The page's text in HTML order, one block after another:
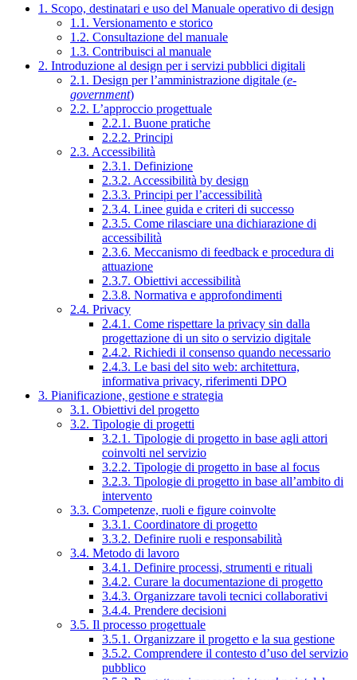
1. Scopo, destinatari e uso del Manuale operativo di design
1.1. Versionamento e storico
1.2. Consultazione del manuale
1.3. Contribuisci al manuale
2. Introduzione al design per i servizi pubblici digitali
2.1. Design per l’amministrazione digitale (e-
government)
2.2. L’approccio progettuale
2.2.1. Buone pratiche
2.2.2. Principi
2.3. Accessibilità
2.3.1. Definizione
2.3.2. Accessibilità by design
2.3.3. Principi per l’accessibilità
2.3.4. Linee guida e criteri di successo
2.3.5. Come rilasciare una dichiarazione di
accessibilità
2.3.6. Meccanismo di feedback e procedura di
attuazione
2.3.7. Obiettivi accessibilità
2.3.8. Normativa e approfondimenti
2.4. Privacy
2.4.1. Come rispettare la privacy sin dalla
progettazione di un sito o servizio digitale
2.4.2. Richiedi il consenso quando necessario
2.4.3. Le basi del sito web: architettura,
informativa privacy, riferimenti DPO
3. Pianificazione, gestione e strategia
3.1. Obiettivi del progetto
3.2. Tipologie di progetti
3.2.1. Tipologie di progetto in base agli attori
coinvolti nel servizio
3.2.2. Tipologie di progetto in base al focus
3.2.3. Tipologie di progetto in base all’ambito di
intervento
3.3. Competenze, ruoli e figure coinvolte
3.3.1. Coordinatore di progetto
3.3.2. Definire ruoli e responsabilità
3.4. Metodo di lavoro
3.4.1. Definire processi, strumenti e rituali
3.4.2. Curare la documentazione di progetto
3.4.3. Organizzare tavoli tecnici collaborativi
3.4.4. Prendere decisioni
3.5. Il processo progettuale
3.5.1. Organizzare il progetto e la sua gestione
3.5.2. Comprendere il contesto d’uso del servizio
pubblico